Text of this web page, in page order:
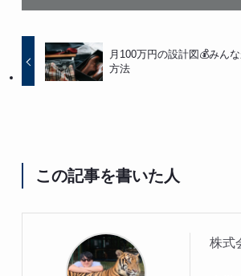
月100万円の設計図💰みん
方法
この記事を書いた人
株式